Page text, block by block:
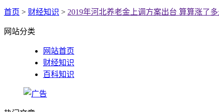
首页 > 财经知识 > 2019年河北养老金上调方案出台 算算涨了
网站分类
网站首页
财经知识
百科知识